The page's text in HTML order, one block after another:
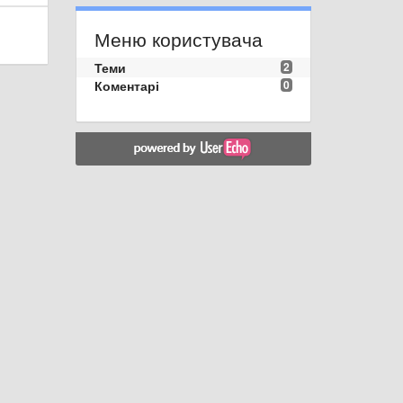
Меню користувача
2
Теми
0
Коментарі